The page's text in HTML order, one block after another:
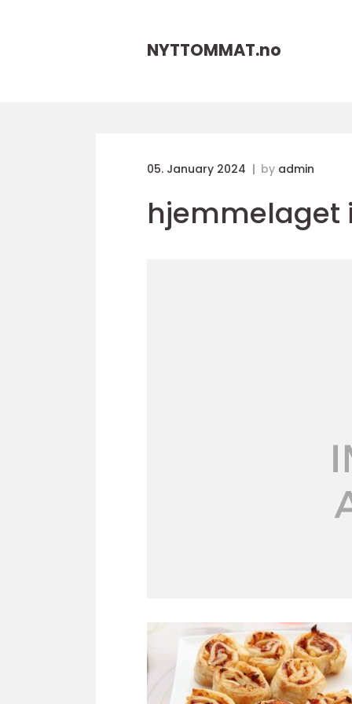
NYTTOMMAT.no
05. January 2024 by admin
hjemmelaget